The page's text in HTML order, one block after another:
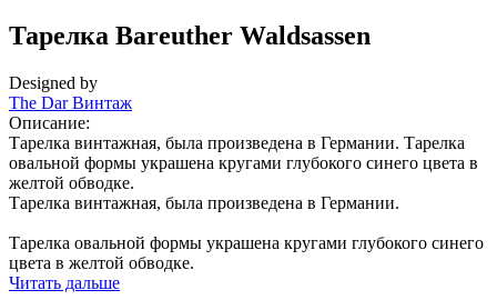
Тарелка Bareuther Waldsassen
Designed by
The Dar Винтаж
Описание:
Тарелка винтажная, была произведена в Германии. Тарелка
овальной формы украшена кругами глубокого синего цвета в
желтой обводке.
Тарелка винтажная, была произведена в Германии.
Тарелка овальной формы украшена кругами глубокого синего
цвета в желтой обводке.
Читать дальше